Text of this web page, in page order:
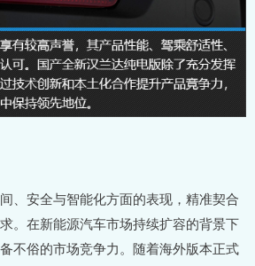
、安全与智能化方面的表现，精准契合
。在新能源汽车市场持续扩容的背景下
不俗的市场竞争力。随着海外版本正式